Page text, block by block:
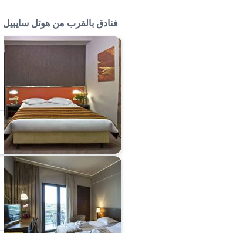
فنادق بالقرب من هوتل سايبيل